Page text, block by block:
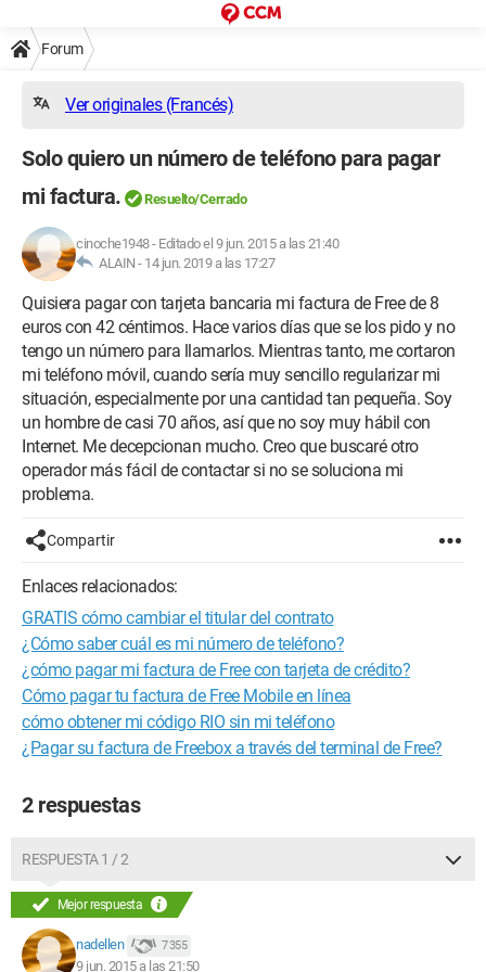
Forum
Ver originales (Francés)
Solo quiero un número de teléfono para pagar
mi factura.
Resuelto/Cerrado
cinoche1948- Editado el 9 jun. 2015 a las 21:40
ALAIN - 14 jun. 2019 a las 17:27
Quisiera pagar con tarjeta bancaria mi factura de Free de 8
euros con 42 céntimos. Hace varios días que se los pido y no
tengo un número para llamarlos. Mientras tanto, me cortaron
mi teléfono móvil, cuando sería muy sencillo regularizar mi
situación, especialmente por una cantidad tan pequeña. Soy
un hombre de casi 70 años, así que no soy muy hábil con
Internet. Me decepcionan mucho. Creo que buscaré otro
operador más fácil de contactar si no se soluciona mi
problema.
Compartir
Enlaces relacionados:
GRATIS cómo cambiar el titular del contrato
¿Cómo saber cuál es mi número de teléfono?
¿cómo pagar mi factura de Free con tarjeta de crédito?
Cómo pagar tu factura de Free Mobile en línea
cómo obtener mi código RIO sin mi teléfono
¿Pagar su factura de Freebox a través del terminal de Free?
2 respuestas
RESPUESTA 1 / 2
Mejor respuesta
nadellen 7 355
9 jun. 2015 a las 21:50